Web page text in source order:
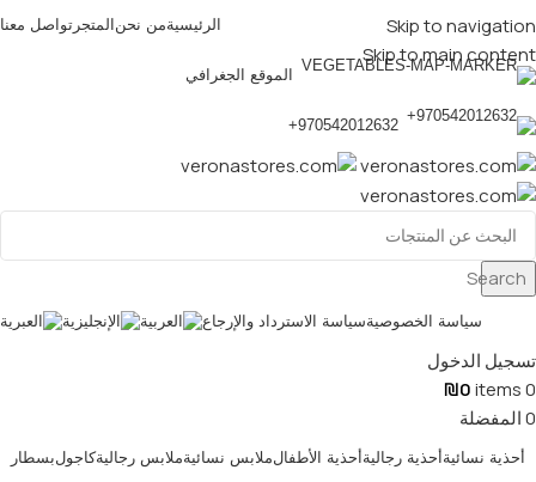
Skip to navigation
Skip to main content
الرئيسيةمن نحن المتجر تواصل معنا
الموقع الجغرافي
970542012632+
Search
سياسة الخصوصيةسياسة الاسترداد والإرجاع
تسجيل الدخول
0
items
₪0
0المفضلة
أحذية نسائية أحذية رجالية أحذية الأطفالملابس نسائيةملابس رجاليةكاجولبسطار